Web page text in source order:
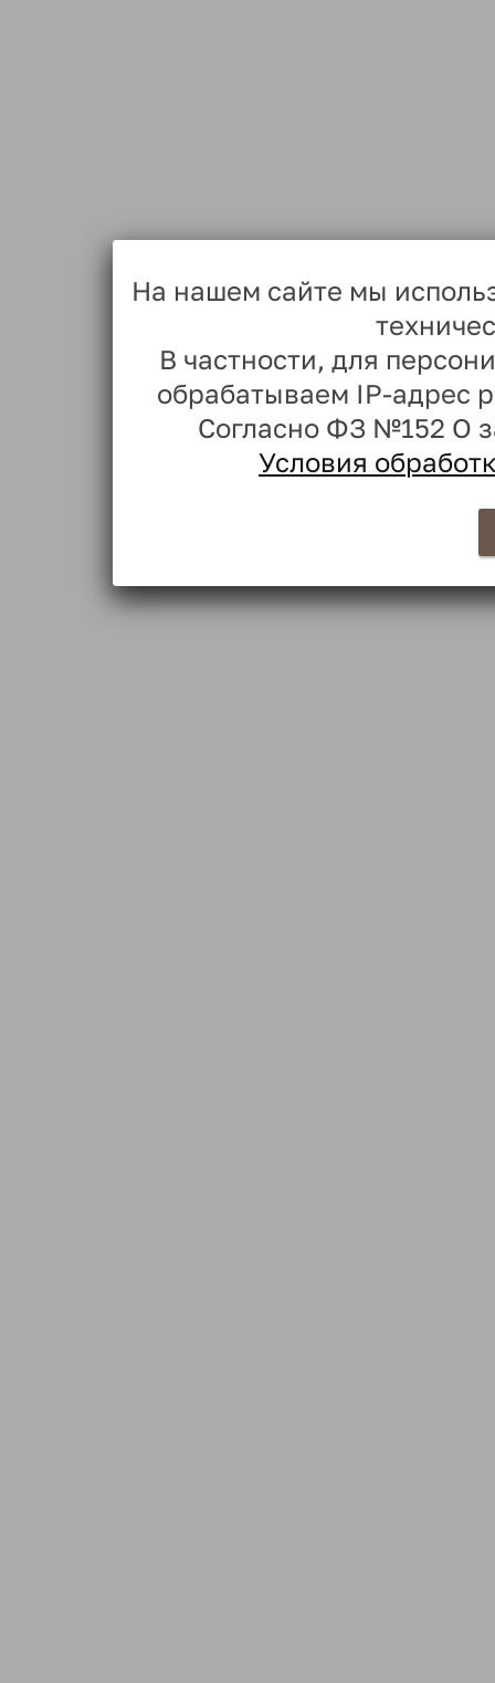
На нашем сайте мы
В частности, для
обрабатываем IP-адрес
Согласно ФЗ №152 О
Условия